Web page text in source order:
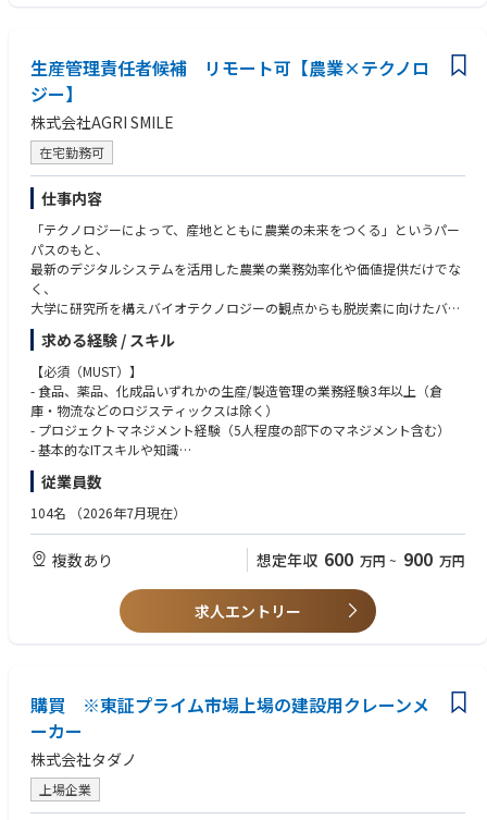
1.医薬品特有の品質・規制対応力
ＧＭＰの理解
サプライヤー監査における品質部門との連携
2.データ分析・システムの活用
購買データ分析
ERPの活用
3.グローバル調達スキル
為替リスク管理
海外サプライヤーとの交渉
4.外部委託マネジメント
知的財産・機密保持の管理
生産管理責任者候補 リモート可【農業×テクノロ
ジー】
株式会社AGRI SMILE
在宅勤務可
仕事内容
「テクノロジーによって、産地とともに農業の未来をつくる」というパー
パスのもと、
最新のデジタルシステムを活用した農業の業務効率化や価値提供だけでな
く、
大学に研究所を構えバイオテクノロジーの観点からも脱炭素に向けたバイ
オスティミュラントという新たな農業資材開発などを行なっています。
現在、食品残渣から新規農業資材の開発に成功し、事業拡大にあたって、
サプライチェーン構築・運用業務全般を担当する方を募集します。
主な業務は以下のとおりです。適正や状況により下記以外の業務をお願い
する場合もございます。
- サプライチェーンの構築と計画立案、実行管理、効率化
- 原料保管、品質保証の構築
- 原料、資材在庫管理
- 受発注業務
求める経験 / スキル
【必須（MUST）】
- 食品、薬品、化成品いずれかの生産/製造管理の業務経験3年以上（倉
庫・物流などのロジスティックスは除く）
- プロジェクトマネジメント経験（5人程度の部下のマネジメント含む）
- 基本的なITスキルや知識
- 以下のシステム等を利用します。
Googleスプレッドシート、ドキュメント
Microsoft Office（Excel、PowerPoint、Word）
【歓迎（WANT）】
- 農学にご関心のある方
- 英語力（読み書きレベル）
従業員数
104名 （2026年7月現在）
複数あり 想定年収 600 万円 ~ 900 万円
求人エントリー
購買 ※東証プライム市場上場の建設用クレーンメ
ーカー
株式会社タダノ
上場企業